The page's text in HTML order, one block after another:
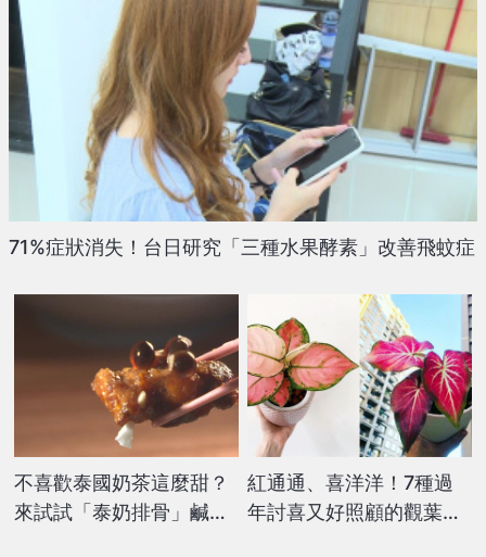
71%症狀消失！台日研究「三種水果酵素」改善飛蚊症
不喜歡泰國奶茶這麼甜？
來試試「泰奶排骨」鹹甜
紅通通、喜洋洋！7種過
年討喜又好照顧的觀葉植